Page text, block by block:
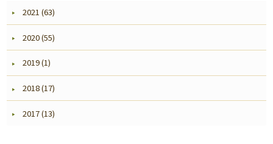
2021 (63)
2020 (55)
2019 (1)
2018 (17)
2017 (13)